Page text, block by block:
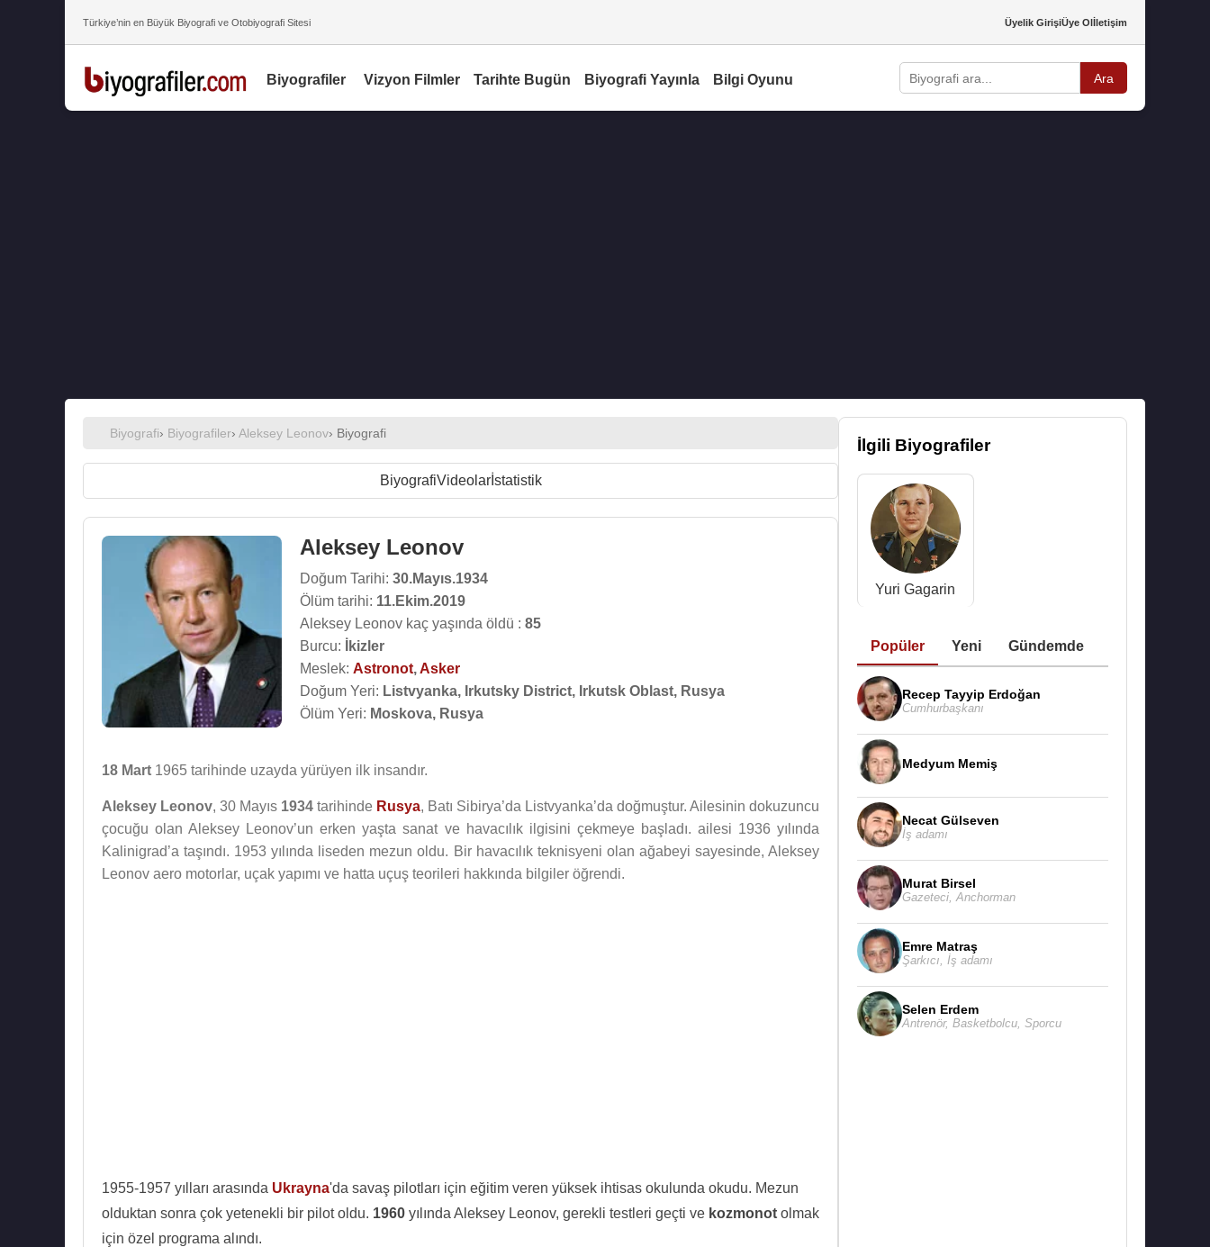
Türkiye’nin en Büyük Biyografi ve Otobiyografi Sitesi Üyelik GirişiÜye Olİletişim
Biyografiler Vizyon Filmler Tarihte Bugün Biyografi Yayınla Bilgi Oyunu Ara
Biyografi› Biyografiler› Aleksey Leonov› Biyografi
BiyografiVideolarİstatistik
Aleksey Leonov
Doğum Tarihi: 30.Mayıs.1934
Ölüm tarihi: 11.Ekim.2019
Aleksey Leonov kaç yaşında öldü : 85
Burcu:
İkizler
Meslek: Astronot,Asker
Doğum Yeri: Listvyanka, Irkutsky District, Irkutsk Oblast, Rusya
Ölüm Yeri: Moskova, Rusya
18 Mart 1965 tarihinde uzayda yürüyen ilk insandır.
Aleksey Leonov, 30 Mayıs 1934 tarihinde Rusya, Batı Sibirya’da Listvyanka’da doğmuştur. Ailesinin dokuzuncu
çocuğu olan Aleksey Leonov’un erken yaşta sanat ve havacılık ilgisini çekmeye başladı. ailesi 1936 yılında
Kalinigrad’a taşındı. 1953 yılında liseden mezun oldu. Bir havacılık teknisyeni olan ağabeyi sayesinde, Aleksey
Leonov aero motorlar, uçak yapımı ve hatta uçuş teorileri hakkında bilgiler öğrendi.
1955-1957 yılları arasında Ukrayna'da savaş pilotları için eğitim veren yüksek ihtisas okulunda okudu. Mezun
olduktan sonra çok yetenekli bir pilot oldu. 1960 yılında Aleksey Leonov, gerekli testleri geçti ve kozmonot olmak
için özel programa alındı.
İlgili Biyografiler
Yuri Gagarin
Popüler Yeni Gündemde
Recep Tayyip Erdoğan
Cumhurbaşkanı
Medyum Memiş
Necat Gülseven
İş adamı
Murat Birsel
Gazeteci Anchorman
Emre Matraş
Şarkıcı İş adamı
Selen Erdem
Antrenör, Basketbolcu Sporcu